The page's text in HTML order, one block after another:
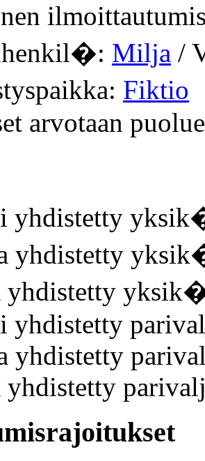
Milja /
Fiktio
arvotaan
yhdistetty
yhdistetty
yhdistetty
yhdistetty
yhdistetty
yhdistetty